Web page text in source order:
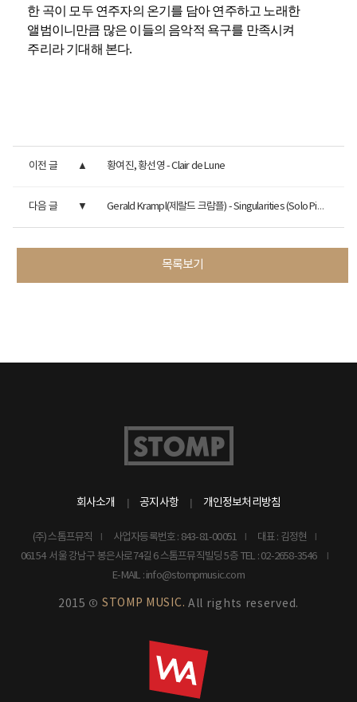
한 곡이 모두 연주자의 온기를 담아 연주하고 노래한
앨범이니만큼 많은 이들의 음악적 욕구를 만족시켜
주리라 기대해 본다.
이전 글 황여진, 황선영 - Clair de Lune
다음 글 Gerald Krampl(제랄드 크람플) - Singularities (Solo Piano)
목록보기
회사소개 공지사항 개인정보처리방침
(주) 스톰프뮤직 사업자등록번호 : 843-81-00051
대표 : 김정현
06154 서울 강남구 봉은사로74길 6 스톰프뮤직빌딩 5층 TEL : 02-2658-3546
E-MAIL : info@stompmusic.com
2015 © STOMP MUSIC. All rights reserved.